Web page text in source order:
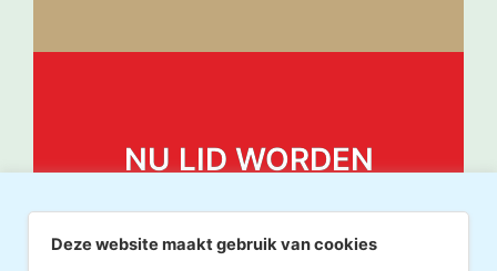
NU LID WORDEN
Deze website maakt gebruik van cookies